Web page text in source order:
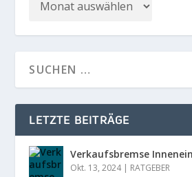
LETZTE BEITRÄGE
Verkaufsbremse
Okt. 13, 2024| RATGEBER